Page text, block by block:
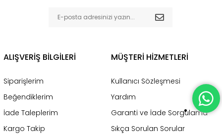
ALIŞVERİŞ BİLGİLERİ
Siparişlerim
Beğendiklerim
İade Taleplerim
Kargo Takip
MÜŞTERİ HİZMETLERİ
Kullanıcı Sözleşmesi
Yardım
Garanti ve İade Sorgulama
Sıkça Sorulan Sorular